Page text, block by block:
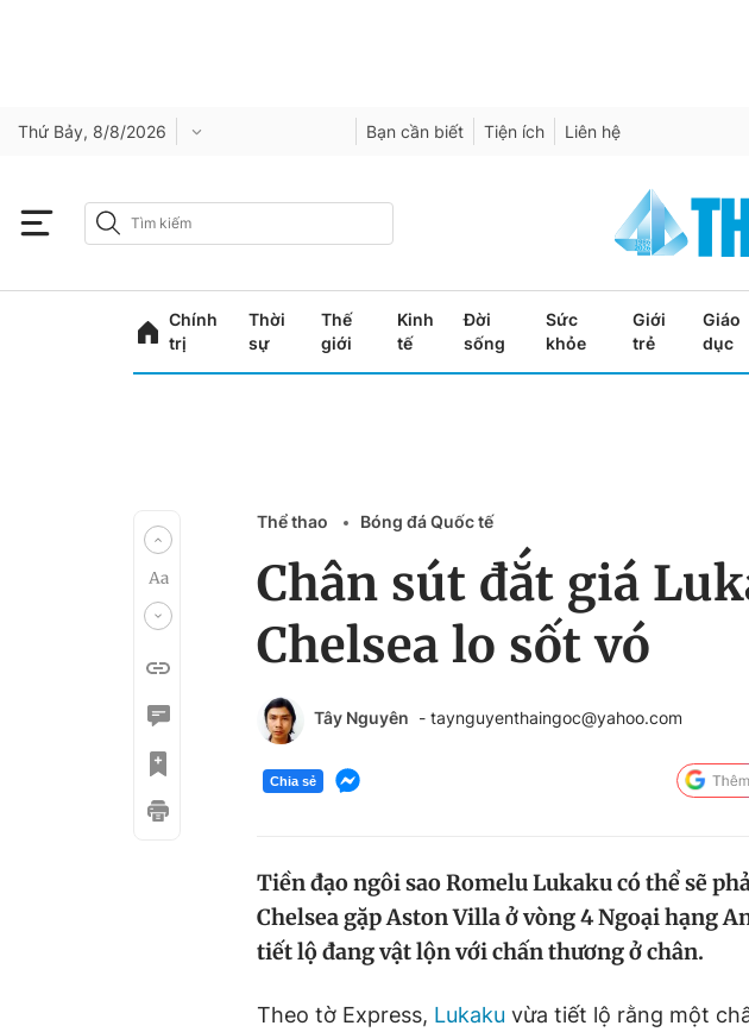
Thứ Bảy, 8/8/2026 Bạn cần biết Tiện ích Liên hệ
Chính
trị
Thời
sự
Thế
giới
Kinh
tế
Đời
sống
Sức
khỏe
Giới
trẻ
Giáo
dục
Thể thao Bóng đá Quốc tế
Chân sút đắt giá
Chelsea lo sốt vó
Tây Nguyên - taynguyenthaingoc@yahoo.com
Chia sẻ
Tiền đạo ngôi sao Romelu Lukaku có thể sẽ
Chelsea gặp Aston Villa ở vòng 4 Ngoại hạng
tiết lộ đang vật lộn với chấn thương ở chân.
Theo tờ Express, Lukaku vừa tiết lộ rằng một